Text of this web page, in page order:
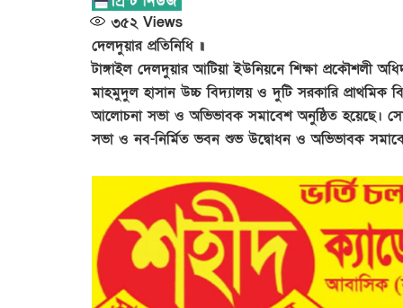
৩৫২ Views
দেলদুয়ার প্রতিনিধি ॥
টাঙ্গাইল দেলদুয়ার আটিয়া ইউনিয়নে শিক্ষা প্রকৌশলী
মাহমুদুল হাসান উচ্চ বিদ্যালয় ও দুটি সরকারি
আলোচনা সভা ও অভিভাবক সমাবেশ অনুষ্ঠিত হয়েছে।
সভা ও নব-নির্মিত ভবন শুভ উদ্বোধন ও অভিভাবক